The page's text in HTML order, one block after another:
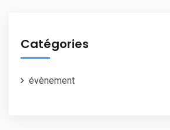
Catégories
évènement